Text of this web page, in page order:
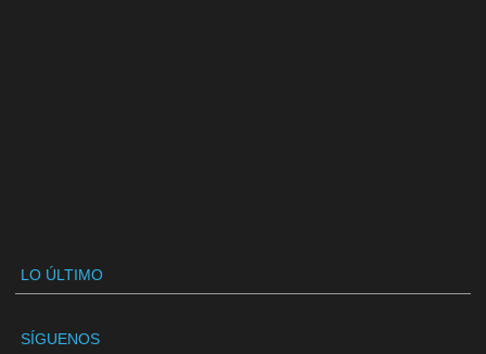
LO ÚLTIMO
SÍGUENOS